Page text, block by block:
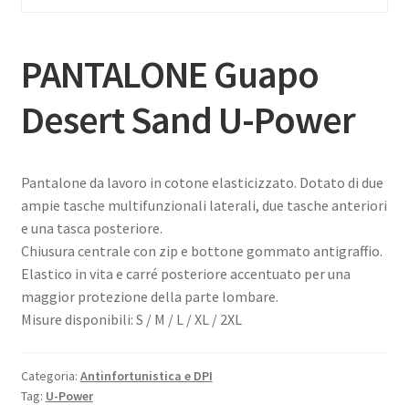
PANTALONE Guapo
Desert Sand U-Power
Pantalone da lavoro in cotone elasticizzato. Dotato di due
ampie tasche multifunzionali laterali, due tasche anteriori
e una tasca posteriore.
Chiusura centrale con zip e bottone gommato antigraffio.
Elastico in vita e carré posteriore accentuato per una
maggior protezione della parte lombare.
Misure disponibili: S / M / L / XL / 2XL
Categoria: Antinfortunistica e DPI
Tag: U-Power